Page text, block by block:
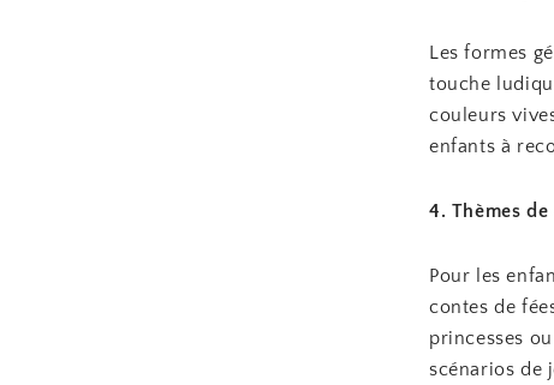
Les formes
touche
couleurs
enfants à
4. Thèmes
Pour les
contes de
princesses
scénarios de